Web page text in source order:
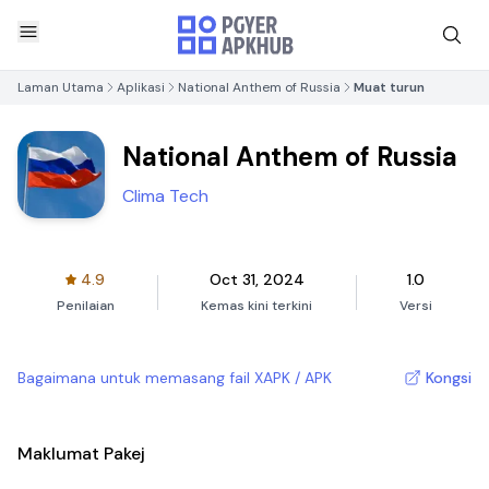
Laman Utama Aplikasi National Anthem of Russia Muat turun
National Anthem of Russia
Clima Tech
4.9
Penilaian
Oct 31, 2024
Kemas kini terkini
1.0
Versi
Bagaimana untuk memasang fail XAPK / APK Kongsi
Maklumat Pakej